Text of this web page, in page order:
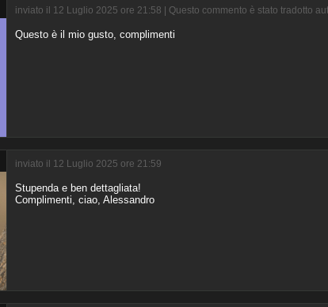
inviato il 12 Luglio 2025 ore 21:58 | Questo commento è stato tradotto
Questo è il mio gusto, complimenti
inviato il 12 Luglio 2025 ore 21:59
Stupenda e ben dettagliata!
Complimenti, ciao, Alessandro